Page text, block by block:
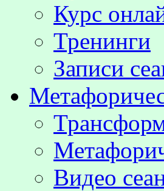
Курс
Тренинги
Записи
Видео